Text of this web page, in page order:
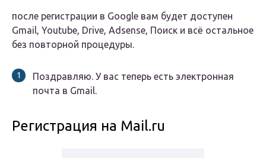
после регистрации в Google вам будет доступен
Gmail, Youtube, Drive, Adsense, Поиск и всё остальное
без повторной процедуры.
Поздравляю. У вас теперь есть электронная
почта в Gmail.
Регистрация на Mail.ru